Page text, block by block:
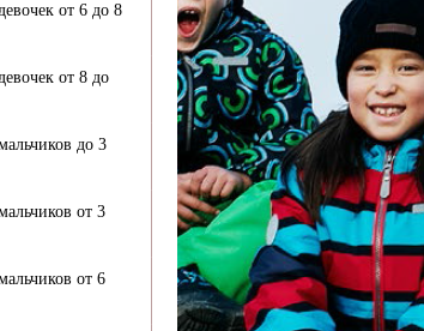
от 6 до 8
от 8 до
до 3
от 3
от 6